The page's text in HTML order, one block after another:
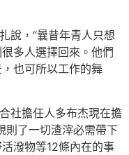
說，“曩昔年青人只想
多人選擇回來。他們
也可所以工作的舞
社擔任人多布杰現在擔
則了一切渣滓必需帶下
潑物等12條內在的事